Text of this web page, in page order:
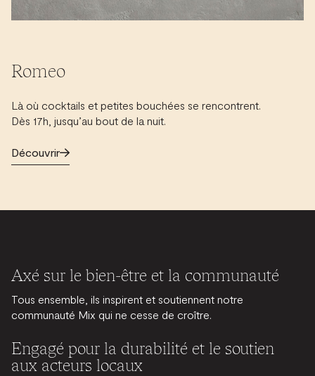
Romeo
Là où cocktails et petites bouchées se rencontrent.
Dès 17h, jusqu’au bout de la nuit.
Découvrir
Axé sur le bien-être et la communauté
Tous ensemble, ils inspirent et soutiennent notre
communauté Mix qui ne cesse de croître.
Engagé pour la durabilité et le soutien
aux acteurs locaux